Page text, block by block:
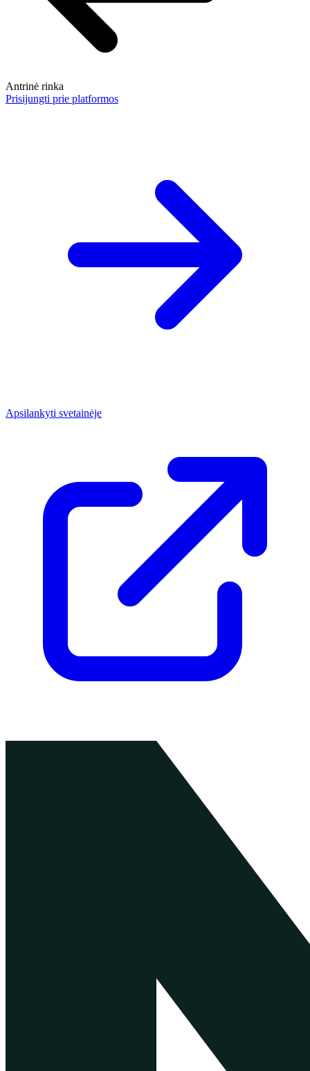
Antrinė rinka
Prisijungti prie platformos
Apsilankyti svetainėje